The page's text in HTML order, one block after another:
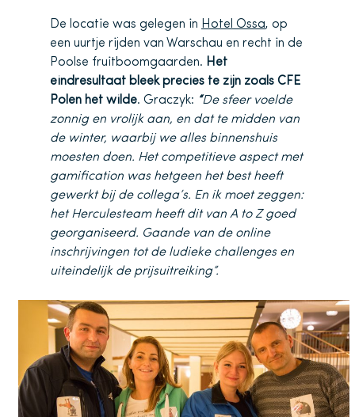
De locatie was gelegen in Hotel Ossa, op
een uurtje rijden van Warschau en recht in de
Poolse fruitboomgaarden. Het
eindresultaat bleek precies te zijn zoals CFE
Polen het wilde. Graczyk: “De sfeer voelde
zonnig en vrolijk aan, en dat te midden van
de winter, waarbij we alles binnenshuis
moesten doen. Het competitieve aspect met
gamification was hetgeen het best heeft
gewerkt bij de collega’s. En ik moet zeggen:
het Herculesteam heeft dit van A to Z goed
georganiseerd. Gaande van de online
inschrijvingen tot de ludieke challenges en
uiteindelijk de prijsuitreiking”.